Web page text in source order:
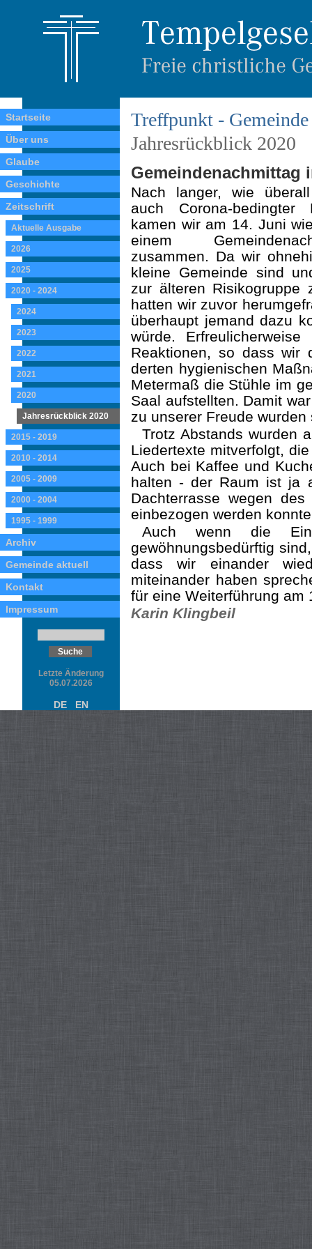
Startseite
Über uns
Glaube
Geschichte
Zeitschrift
Aktuelle Ausgabe
2026
2025
2020 - 2024
2024
2023
2022
2021
2020
Jahresrückblick 2020
2015 - 2019
2010 - 2014
2005 - 2009
2000 - 2004
1995 - 1999
Archiv
Gemeinde aktuell
Kontakt
Impressum
Letzte Änderung
05.07.2026
Treffpunkt -
Jahresrückblick 2020
Gemeindenachmittag
Nach langer, wie
auch Corona-beding­ter
kamen wir am 14. Juni
einem
zusammen. Da wir
kleine Gemeinde sind
zur älteren Ri­sikogruppe
hatten wir zuvor
überhaupt jemand dazu
würde.
Reaktio­nen, so dass wir
derten hygienischen
Metermaß die Stühle im
Saal aufstellten. Damit
zu unserer Freu­de
Trotz Abstands wurden
Liedertexte mitverfolgt,
Auch bei Kaffee und
hal­ten - der Raum ist ja
Dachterrasse wegen
einbezogen werden
Auch wenn die
gewöhnungsbedürftig
dass wir einander
miteinander haben
für eine Weiterführung am
Karin Klingbeil
DE EN